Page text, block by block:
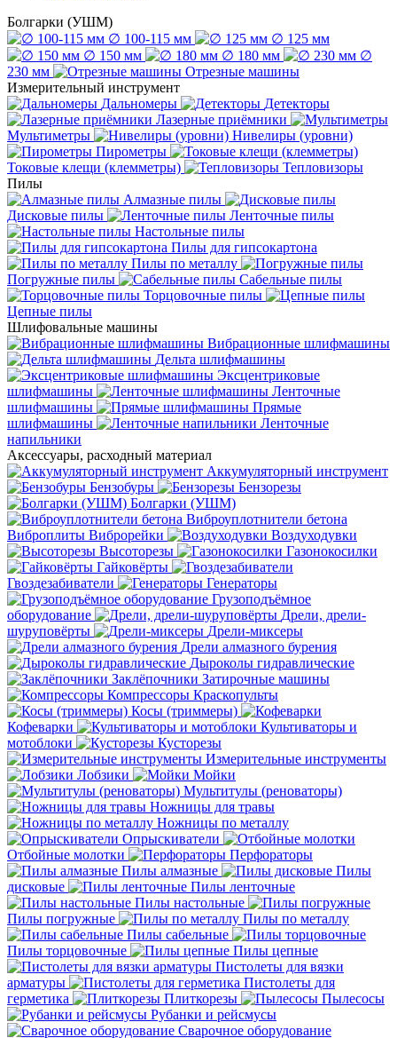
Болгарки (УШМ)
∅ 100-115 мм
∅ 125 мм
∅ 150 мм
∅ 180 мм
∅
230 мм
Отрезные машины
Измерительный инструмент
Дальномеры
Детекторы
Лазерные приёмники
Мультиметры
Нивелиры (уровни)
Пирометры
Токовые клещи (клемметры)
Тепловизоры
Пилы
Алмазные пилы
Дисковые пилы
Ленточные пилы
Настольные пилы
Пилы для гипсокартона
Пилы по металлу
Погружные пилы
Сабельные пилы
Торцовочные пилы
Цепные пилы
Шлифовальные машины
Вибрационные шлифмашины
Дельта шлифмашины
Эксцентриковые
шлифмашины
Ленточные
шлифмашины
Прямые
шлифмашины
Ленточные
напильники
Аксессуары, расходный материал
Аккумуляторный инструмент
Бензобуры
Бензорезы
Болгарки (УШМ)
Виброуплотнители бетона
Виброплиты Виброрейки
Воздуходувки
Высоторезы
Газонокосилки
Гайковёрты
Гвоздезабиватели
Генераторы
Грузоподъёмное
оборудование
Дрели, дрели-
шуруповёрты
Дрели-миксеры
Дрели алмазного бурения
Дыроколы гидравлические
Заклёпочники Затирочные машины
Компрессоры Краскопульты
Косы (триммеры)
Кофеварки
Культиваторы и
мотоблоки
Кусторезы
Измерительные инструменты
Лобзики
Мойки
Мультитулы (реноваторы)
Ножницы для травы
Ножницы по металлу
Опрыскиватели
Отбойные молотки
Перфораторы
Пилы алмазные
Пилы
дисковые
Пилы ленточные
Пилы настольные
Пилы погружные
Пилы по металлу
Пилы сабельные
Пилы торцовочные
Пилы цепные
Пистолеты для вязки
арматуры
Пистолеты для
герметика
Плиткорезы
Пылесосы
Рубанки и рейсмусы
Сварочное оборудование